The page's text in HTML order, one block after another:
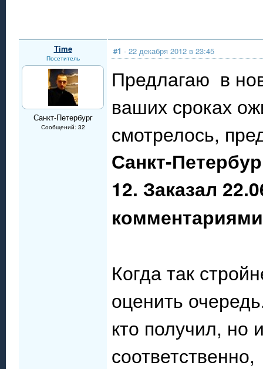
Time
Посетитель
Санкт-Петербург
Сообщений: 32
#1 - 22 декабря 2012 в 23:45
Предлагаю в
ваших сроках
смотрелось,
Санкт-
12. Заказал
комментариями
Когда так
оценить
кто получил, но